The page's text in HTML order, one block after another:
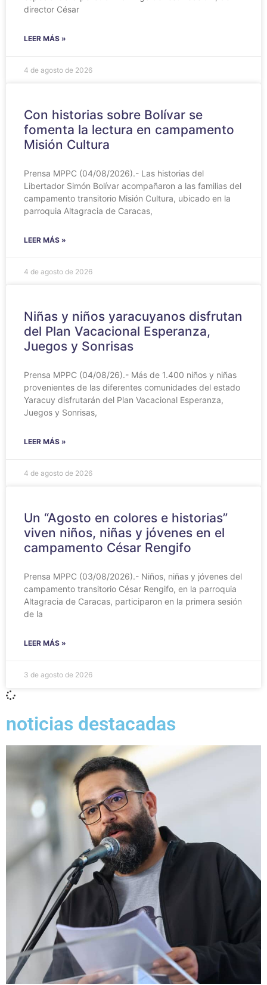
director César
LEER MÁS »
4 de agosto de 2026
Con historias sobre Bolívar se
fomenta la lectura en campamento
Misión Cultura
Prensa MPPC (04/08/2026).- Las historias del
Libertador Simón Bolívar acompañaron a las familias del
campamento transitorio Misión Cultura, ubicado en la
parroquia Altagracia de Caracas,
LEER MÁS »
4 de agosto de 2026
Niñas y niños yaracuyanos disfrutan
del Plan Vacacional Esperanza,
Juegos y Sonrisas
Prensa MPPC (04/08/26).- Más de 1.400 niños y niñas
provenientes de las diferentes comunidades del estado
Yaracuy disfrutarán del Plan Vacacional Esperanza,
Juegos y Sonrisas,
LEER MÁS »
4 de agosto de 2026
Un “Agosto en colores e historias”
viven niños, niñas y jóvenes en el
campamento César Rengifo
Prensa MPPC (03/08/2026).- Niños, niñas y jóvenes del
campamento transitorio César Rengifo, en la parroquia
Altagracia de Caracas, participaron en la primera sesión
de la
LEER MÁS »
3 de agosto de 2026
noticias destacadas